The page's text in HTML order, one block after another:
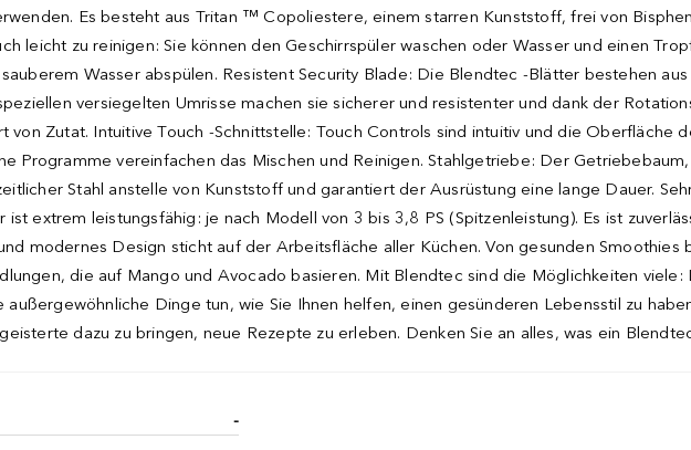
Es besteht aus Tritan ™ Copoliestere, einem starren Kunststoff, frei von
leicht zu reinigen: Sie können den Geschirrspüler waschen oder Wasser und einen
Wasser abspülen. Resistent Security Blade: Die Blendtec -Blätter bestehen aus
versiegelten Umrisse machen sie sicherer und resistenter und dank der
Zutat. Intuitive Touch -Schnittstelle: Touch Controls sind intuitiv und die Oberfläche
Programme vereinfachen das Mischen und Reinigen. Stahlgetriebe: Der
Stahl anstelle von Kunststoff und garantiert der Ausrüstung eine lange Dauer.
extrem leistungsfähig: je nach Modell von 3 bis 3,8 PS (Spitzenleistung). Es ist
modernes Design sticht auf der Arbeitsfläche aller Küchen. Von gesunden Smoothies
die auf Mango und Avocado basieren. Mit Blendtec sind die Möglichkeiten viele:
Dinge tun, wie Sie Ihnen helfen, einen gesünderen Lebensstil zu
dazu zu bringen, neue Rezepte zu erleben. Denken Sie an alles, was ein
-